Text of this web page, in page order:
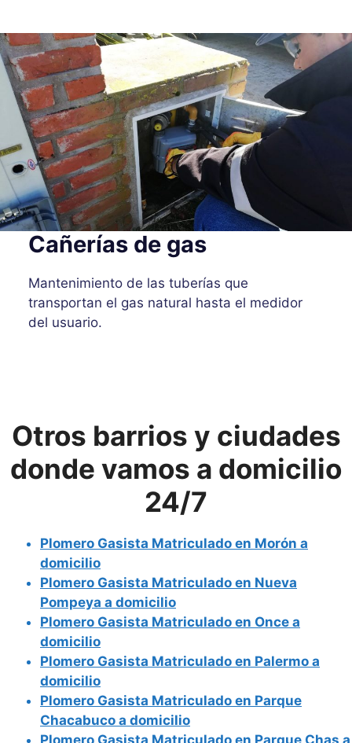
Cañerías de gas
Mantenimiento de las tuberías que
transportan el gas natural hasta el medidor
del usuario.
Otros barrios y ciudades
donde vamos a domicilio
24/7
Plomero Gasista Matriculado en Morón a
domicilio
Plomero Gasista Matriculado en Nueva
Pompeya a domicilio
Plomero Gasista Matriculado en Once a
domicilio
Plomero Gasista Matriculado en Palermo a
domicilio
Plomero Gasista Matriculado en Parque
Chacabuco a domicilio
Plomero Gasista Matriculado en Parque Chas a